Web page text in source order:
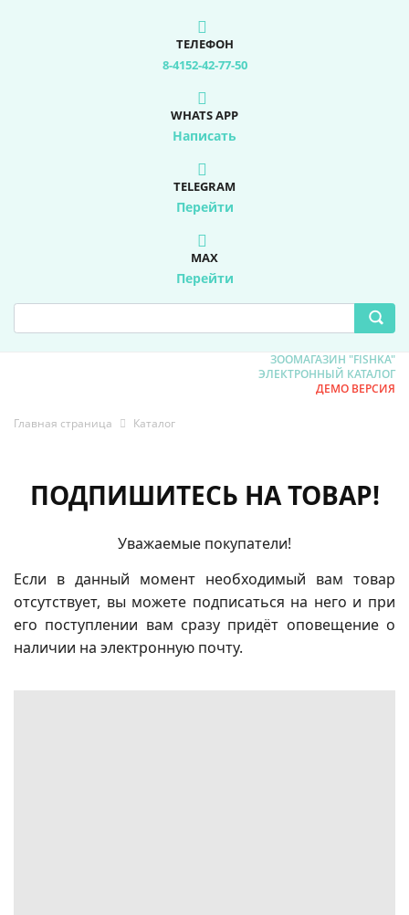
ТЕЛЕФОН
8-4152-42-77-50
WHATS APP
Написать
TELEGRAM
Перейти
MAX
Перейти
ЗООМАГАЗИН "FISHKA"
ЭЛЕКТРОННЫЙ КАТАЛОГ
ДЕМО ВЕРСИЯ
Главная страница Каталог
ПОДПИШИТЕСЬ НА ТОВАР!
Уважаемые покупатели!
Если в данный момент необходимый вам товар
отсутствует, вы можете подписаться на него и при
его поступлении вам сразу придёт оповещение о
наличии на электронную почту.